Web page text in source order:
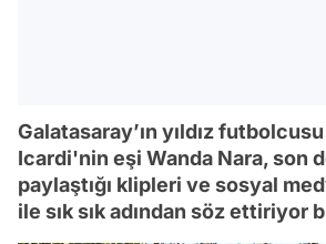
Galatasaray’ın yıldız
Icardi'nin eşi Wanda Nara, son
paylaştığı klipleri ve sosyal
ile sık sık adından söz ettiriyor